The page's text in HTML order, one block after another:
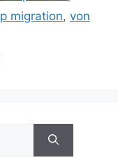
migration, von